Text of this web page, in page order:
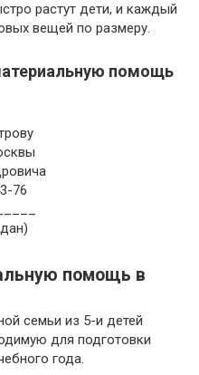
растут дети, и каждый
вещей по размеру.
помощь
76
помощь в
семьи из 5-и детей
для подготовки
года.